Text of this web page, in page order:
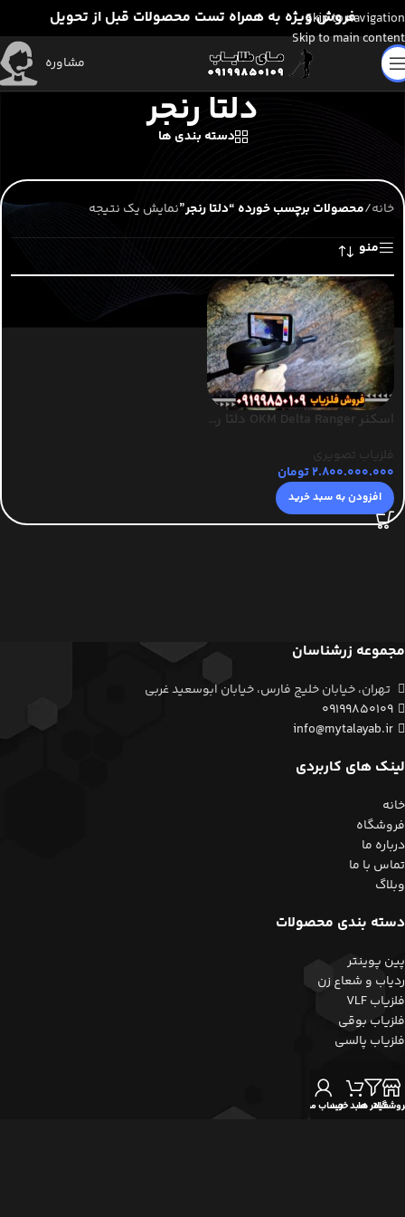
Skip to navigation
Skip to main content
فروش ویژه به همراه تست محصولات قبل از تحویل
مشاوره
دلتا رنجر
دسته بندی ها
خانه/محصولات برچسب خورده “دلتا رنجر”نمایش یک نتیجه
منو
فلزیاب تصویری
2.800.000.000تومان
افزودن به سبد خرید
مجموعه زرشناسان
تهران، خیابان خلیج فارس، خیابان ابوسعید غربی
09199850109
info@mytalayab.ir
لینک های کاربردی
خانه
فروشگاه
درباره ما
تماس با ما
وبلاگ
دسته بندی محصولات
پین پوینتر
ردیاب و شعاع زن
فلزیاب VLF
فلزیاب بوقی
فلزیاب پالسی
نماد اعتماد
فیلتر هاسبد خریدحساب من